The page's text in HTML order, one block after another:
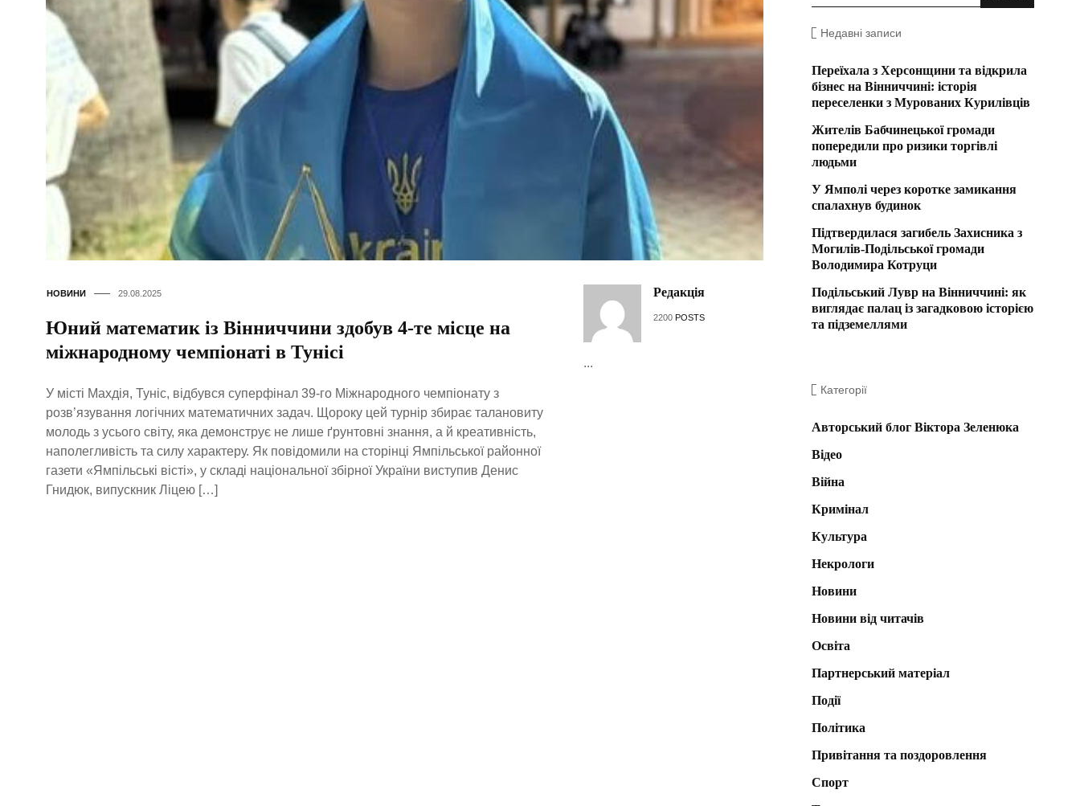
НОВИНИ 29.08.2025
Юний математик із Вінниччини здобув 4-те місце на
міжнародному чемпіонаті в Тунісі
У місті Махдія, Туніс, відбувся суперфінал 39-го Міжнародного чемпіонату з
розв’язування логічних математичних задач. Щороку цей турнір збирає талановиту
молодь з усього світу, яка демонструє не лише ґрунтовні знання, а й креативність,
наполегливість та силу характеру. Як повідомили на сторінці Ямпільської районної
газети «Ямпільські вісті», у складі національної збірної України виступив Денис
Гнидюк, випускник Ліцею […]
Редакція
2200 POSTS
...
Недавні записи
Переїхала з Херсонщини та відкрила
бізнес на Вінниччині: історія
переселенки з Мурованих Курилівців
Жителів Бабчинецької громади
попередили про ризики торгівлі
людьми
У Ямполі через коротке замикання
спалахнув будинок
Підтвердилася загибель Захисника з
Могилів-Подільської громади
Володимира Котруци
Подільський Лувр на Вінниччині: як
виглядає палац із загадковою історією
та підземеллями
Категорії
Авторський блог Віктора Зеленюка
Відео
Війна
Кримінал
Культура
Некрологи
Новини
Новини від читачів
Освіта
Партнерський матеріал
Події
Політика
Привітання та поздоровлення
Спорт